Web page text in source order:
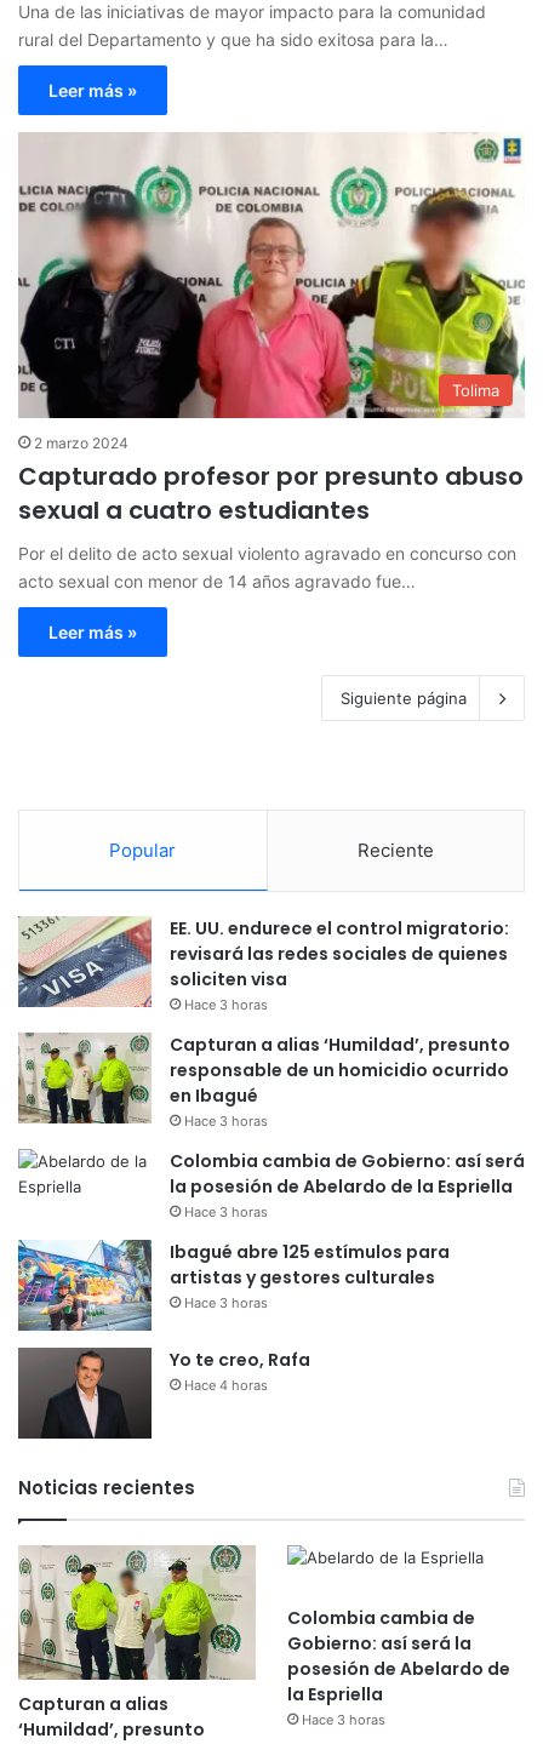
Una de las iniciativas de mayor impacto para la comunidad
rural del Departamento y que ha sido exitosa para la…
Leer más »
Tolima
2 marzo 2024
Capturado profesor por presunto abuso
sexual a cuatro estudiantes
Por el delito de acto sexual violento agravado en concurso con
acto sexual con menor de 14 años agravado fue…
Leer más »
Siguiente página
Popular Reciente
EE. UU. endurece el control migratorio:
revisará las redes sociales de quienes
soliciten visa
Hace 3 horas
Capturan a alias ‘Humildad’, presunto
responsable de un homicidio ocurrido
en Ibagué
Hace 3 horas
Colombia cambia de Gobierno: así será
la posesión de Abelardo de la Espriella
Hace 3 horas
Ibagué abre 125 estímulos para
artistas y gestores culturales
Hace 3 horas
Yo te creo, Rafa
Hace 4 horas
Noticias recientes
Capturan a alias
‘Humildad’, presunto
Colombia cambia de
Gobierno: así será la
posesión de Abelardo de
la Espriella
Hace 3 horas